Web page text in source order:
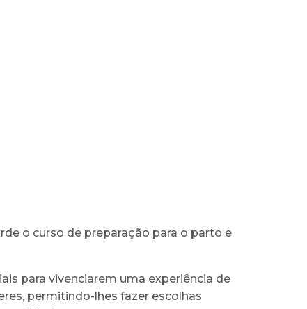
o curso de preparação para o parto e
para vivenciarem uma experiência de
permitindo-lhes fazer escolhas